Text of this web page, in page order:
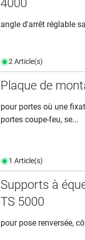
4000
angle d'arrêt réglable
2 Article(s)
Plaque de
pour portes où une
portes coupe-feu, se...
1 Article(s)
Supports à
TS 5000
pour pose renversée,